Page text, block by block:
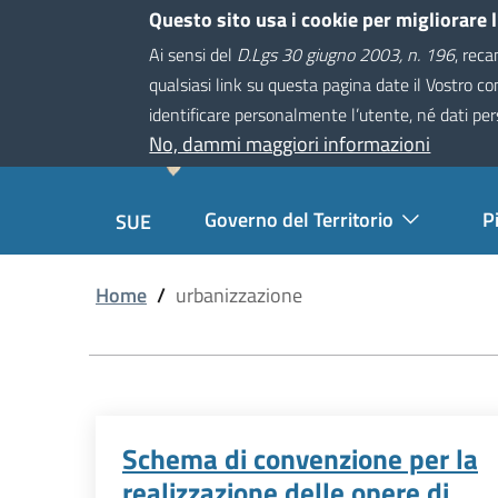
Questo sito usa i cookie per migliorare
Ai sensi del D.Lgs 30 giugno 2003, n. 196,
qualsiasi link su questa pagina date il Vostro
identificare personalmente l’utente, né dati
No, dammi maggiori informazioni
Comune di Montevarchi
Sistema
Comune di Montevarchi
Navigazione
Principale
SUE Governo del Territorio
Home / urbanizzazione
Schema di convenzione per la